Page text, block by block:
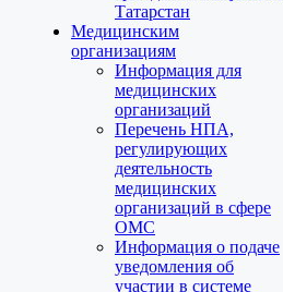
Татарстан
Медицинским
организациям
Информация для
медицинских
организаций
Перечень НПА,
регулирующих
деятельность
медицинских
организаций в сфере
ОМС
Информация о подаче
уведомления об
участии в системе